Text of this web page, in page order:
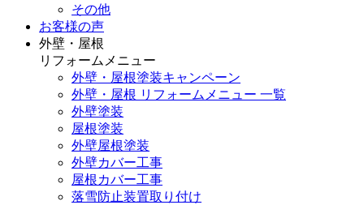
その他
お客様の声
外壁・屋根
リフォームメニュー
外壁・屋根塗装キャンペーン
外壁・屋根 リフォームメニュー 一覧
外壁塗装
屋根塗装
外壁屋根塗装
外壁カバー工事
屋根カバー工事
落雪防止装置取り付け